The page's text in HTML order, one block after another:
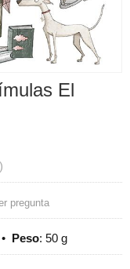
El
pregunta
• Peso: 50 g